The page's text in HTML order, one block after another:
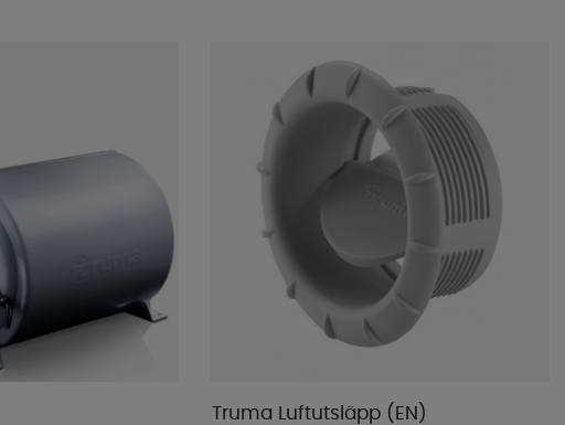
Namn A-Ö
Namn Ö-A
Lägsta pris
Högsta pris
Varumärke
Publiceringsdatum
Truma Luftutsläpp (EN)